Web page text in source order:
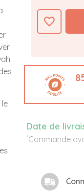
favorite_border
Date de
*Commande